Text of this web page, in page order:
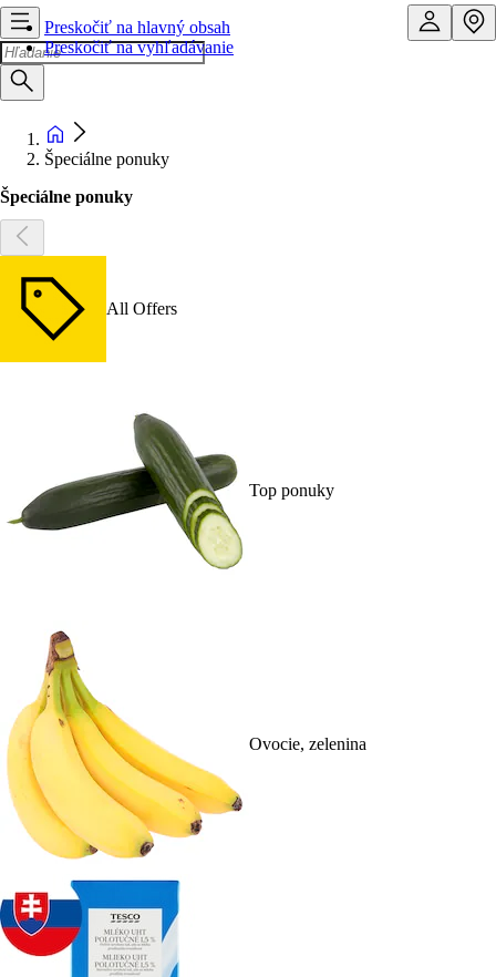
Preskočiť na hlavný obsah
Preskočiť na vyhľadávanie
Špeciálne ponuky
Špeciálne ponuky
All Offers
Top ponuky
Ovocie, zelenina